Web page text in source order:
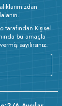
tarafından Kişisel
bu amaçla
sayılırsınız.